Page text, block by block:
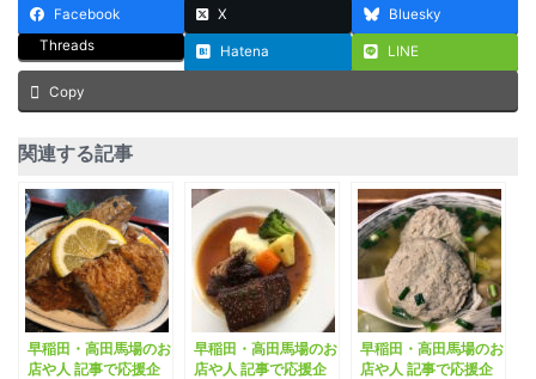
Facebook X
Bluesky
Threads
Hatena LINE
Copy
関連する記事
早稲田・高田馬場のお
店や人 記事で応援企
早稲田・高田馬場のお
店や人 記事で応援企
早稲田・高田馬場のお
店や人 記事で応援企